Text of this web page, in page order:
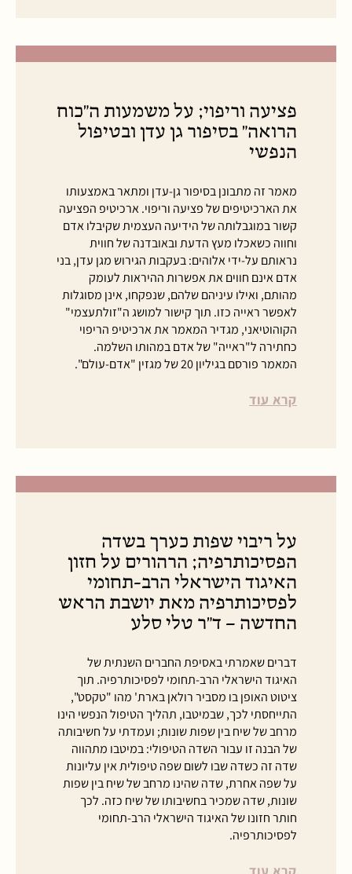
פציעה וריפוי; על משמעות ה"כוח
הרואה" בסיפור גן עדן ובטיפול
הנפשי
מאמר זה מתבונן בסיפור גן-עדן ומתאר באמצעותו
את הארכיטיפים של פציעה וריפוי. ארכיטיפ הפציעה
קשור במוגבלותה של הידיעה העצמית שקיבלו אדם
וחווה כשאכלו מעץ הדעת ובאובדנה של חווית
נראותם על-ידי אלוהים: בעקבות הגירוש מגן עדן, בני
אדם אינם חווים את אפשרות ההיראות לעומק
מהותם, ואילו עיניהם שלהם, שנפקחו, אינן מסוגלות
לאפשר ראייה כזו. תוך קישור למושג ה"זולתעצמי"
הקוהוטיאני, מגדיר המאמר את ארכיטיפ הריפוי
כחתירה ל"ראייה" של אדם במהותו השלמה.
המאמר פורסם בגיליון 20 של מגזין "אדם-עולם".
קרא עוד
על ריבוי שפות כערך בשדה
הפסיכותרפיה; הרהורים על חזון
האיגוד הישראלי הרב-תחומי
לפסיכותרפיה מאת יושבת הראש
החדשה – ד"ר טלי סלע
דברים שאמרתי באסיפת החברים השנתית של
האיגוד הישראלי הרב-תחומי לפסיכותרפיה. תוך
ציטוט האופן בו מסביר רולאן בארת' מהו "טקסט",
התייחסתי לכך, שבמיטבו, תהליך הטיפול הנפשי הינו
מרחב של שיח בין שפות שונות; ועמדתי על חשיבותה
של הבנה זו עבור השדה הטיפולי: במיטבו מתהווה
שדה זה כשדה שבו לשום שפה טיפולית אין עליונות
על שפה אחרת, שדה שהינו מרחב של שיח בין שפות
שונות, שדה שמכיר בחשיבותו של שיח כזה. לכך
חותר חזונו של האיגוד הישראלי הרב-תחומי
לפסיכותרפיה.